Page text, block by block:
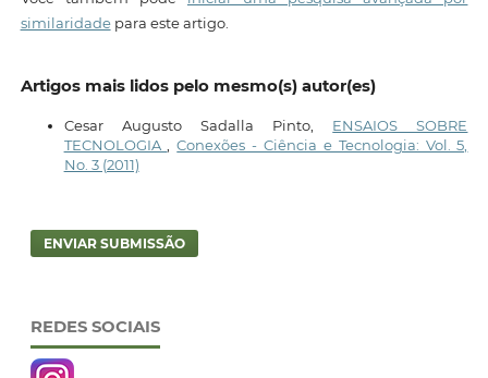
similaridadepara este artigo.
Artigos mais lidos pelo mesmo(s) autor(es)
Cesar Augusto Sadalla Pinto, ENSAIOS SOBRE
TECNOLOGIA,Conexões - Ciência e Tecnologia: Vol. 5,
No. 3 (2011)
ENVIAR SUBMISSÃO
REDES SOCIAIS